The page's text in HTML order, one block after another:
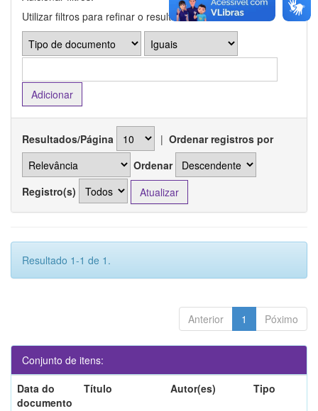
Utilizar filtros para refinar o resultado de busca.
Resultados/Página | Ordenar registros por
Ordenar
Registro(s)
Resultado 1-1 de 1.
Anterior 1 Póximo
Conjunto de itens:
Data do
documento
Título Autor(es) Tipo